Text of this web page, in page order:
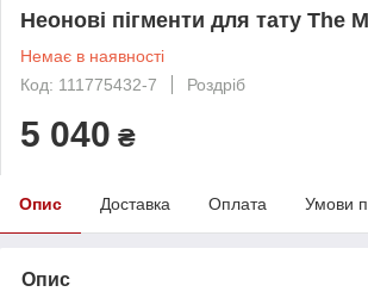
Неонові пігменти для тату The
Немає в наявності
Код: 111775432-7
Роздріб
5 040 ₴
Опис Доставка Оплата Умови
Опис